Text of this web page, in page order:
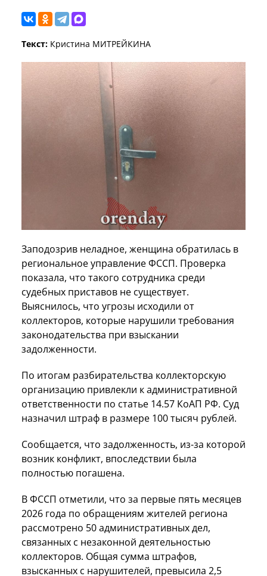
Текст: Кристина МИТРЕЙКИНА
Заподозрив неладное, женщина обратилась в
региональное управление ФССП. Проверка
показала, что такого сотрудника среди
судебных приставов не существует.
Выяснилось, что угрозы исходили от
коллекторов, которые нарушили требования
законодательства при взыскании
задолженности.
По итогам разбирательства коллекторскую
организацию привлекли к административной
ответственности по статье 14.57 КоАП РФ. Суд
назначил штраф в размере 100 тысяч рублей.
Сообщается, что задолженность, из-за которой
возник конфликт, впоследствии была
полностью погашена.
В ФССП отметили, что за первые пять месяцев
2026 года по обращениям жителей региона
рассмотрено 50 административных дел,
связанных с незаконной деятельностью
коллекторов. Общая сумма штрафов,
взысканных с нарушителей, превысила 2,5